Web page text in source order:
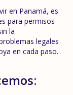
en Panamá, es
para permisos
la
legales
en cada paso.